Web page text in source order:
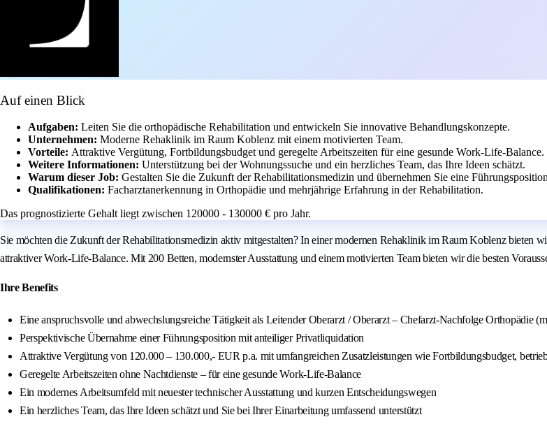
Auf einen Blick
Aufgaben: Leiten Sie die orthopädische Rehabilitation und entwickeln Sie innovative Behandlungskonzepte.
Unternehmen: Moderne Rehaklinik im Raum Koblenz mit einem motivierten Team.
Vorteile: Attraktive Vergütung, Fortbildungsbudget und geregelte Arbeitszeiten für eine gesunde Work-Life-Balance.
Weitere Informationen: Unterstützung bei der Wohnungssuche und ein herzliches Team, das Ihre Ideen schätzt.
Warum dieser Job: Gestalten Sie die Zukunft der Rehabilitationsmedizin und übernehmen Sie eine
Qualifikationen: Facharztanerkennung in Orthopädie und mehrjährige Erfahrung in der Rehabilitation.
Das prognostizierte Gehalt liegt zwischen 120000 - 130000 € pro Jahr.
Sie möchten die Zukunft der Rehabilitationsmedizin aktiv mitgestalten? In einer modernen Rehaklinik im Raum Koblenz
attraktiver Work-Life-Balance. Mit 200 Betten, modernster Ausstattung und einem motivierten Team bieten wir die besten
Ihre Benefits
Eine anspruchsvolle und abwechslungsreiche Tätigkeit als Leitender Oberarzt / Oberarzt – Chefarzt-Nachfolge Orthopädie
Perspektivische Übernahme einer Führungsposition mit anteiliger Privatliquidation
Attraktive Vergütung von 120.000 – 130.000,- EUR p.a. mit umfangreichen Zusatzleistungen wie Fortbildungsbudget,
Geregelte Arbeitszeiten ohne Nachtdienste – für eine gesunde Work-Life-Balance
Ein modernes Arbeitsumfeld mit neuester technischer Ausstattung und kurzen Entscheidungswegen
Ein herzliches Team, das Ihre Ideen schätzt und Sie bei Ihrer Einarbeitung umfassend unterstützt